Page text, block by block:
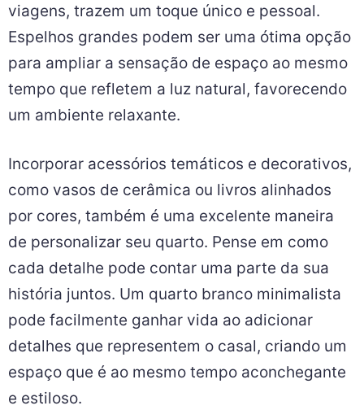
viagens, trazem um toque único e pessoal.
Espelhos grandes podem ser uma ótima opção
para ampliar a sensação de espaço ao mesmo
tempo que refletem a luz natural, favorecendo
um ambiente relaxante.
Incorporar acessórios temáticos e decorativos,
como vasos de cerâmica ou livros alinhados
por cores, também é uma excelente maneira
de personalizar seu quarto. Pense em como
cada detalhe pode contar uma parte da sua
história juntos. Um quarto branco minimalista
pode facilmente ganhar vida ao adicionar
detalhes que representem o casal, criando um
espaço que é ao mesmo tempo aconchegante
e estiloso.